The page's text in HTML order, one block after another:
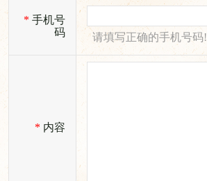
* 手机号
码
请填写正确的手机号码!
* 内容